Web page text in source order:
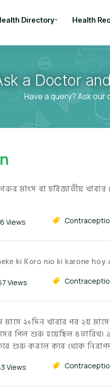
Directory Health
a Doctor
Have a query? Ask
মাংস বা চর্বিজাতীয়
Views
ki Koro nio ki karone hoy
Views
২১দিন খাবার পর ২য়
পিল শুরু হয়েছিল
শুরু করলে কবে থেকে
Views